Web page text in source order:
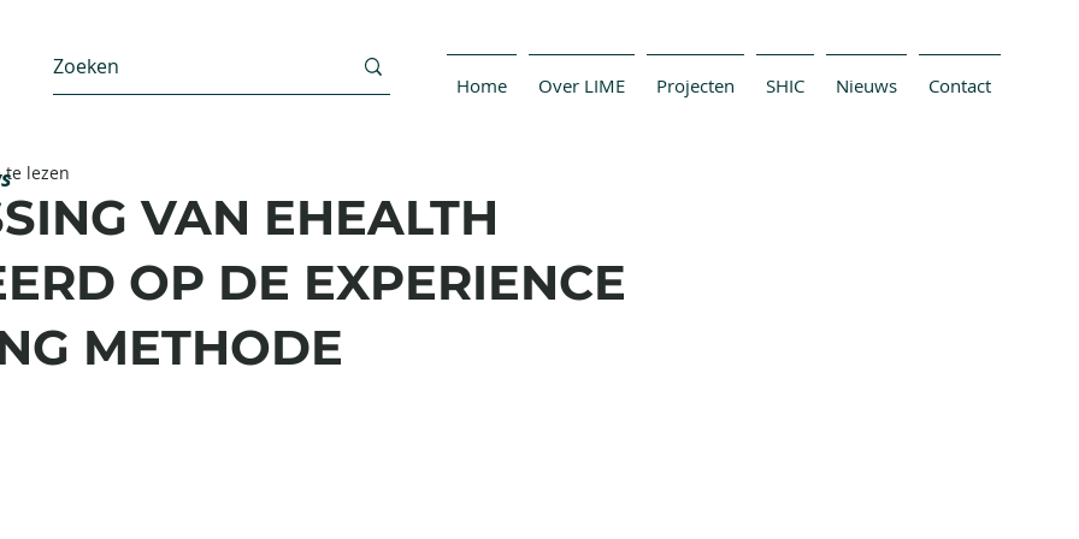
Home Over LIME Projecten SHIC Nieuws Contact
VAN EHEALTH
OP DE EXPERIENCE
METHODE
lezen